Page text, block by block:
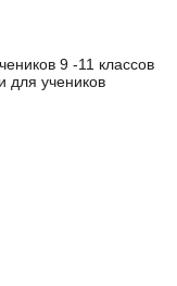
9 -11 классов
для учеников